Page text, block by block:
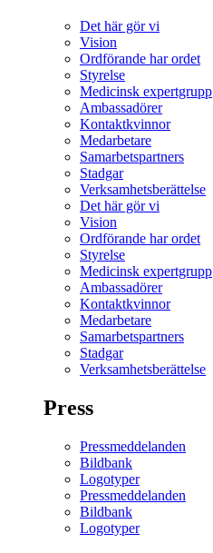
Det här gör vi
Vision
Ordförande har ordet
Styrelse
Medicinsk expertgrupp
Ambassadörer
Kontaktkvinnor
Medarbetare
Samarbetspartners
Stadgar
Verksamhetsberättelse
Det här gör vi
Vision
Ordförande har ordet
Styrelse
Medicinsk expertgrupp
Ambassadörer
Kontaktkvinnor
Medarbetare
Samarbetspartners
Stadgar
Verksamhetsberättelse
Press
Pressmeddelanden
Bildbank
Logotyper
Pressmeddelanden
Bildbank
Logotyper